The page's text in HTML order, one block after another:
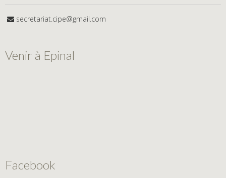
secretariat.cipe@gmail.com
Venir à Epinal
Facebook